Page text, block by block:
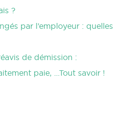
?
par l’employeur : quelles
de démission :
paie, …Tout savoir !